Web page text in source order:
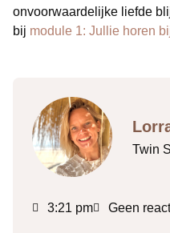
onvoorwaardelijke liefde
bij module 1: Jullie horen
Twin
3:21 pm Geen